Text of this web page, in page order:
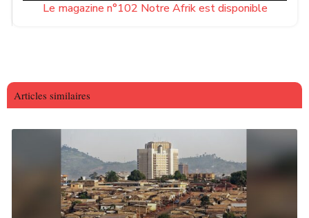
Le magazine n°102 Notre Afrik est disponible
Articles similaires